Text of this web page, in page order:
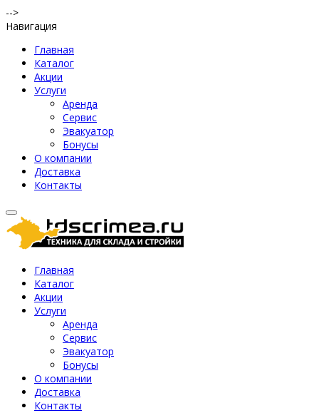
-->
Навигация
Главная
Каталог
Акции
Услуги
Аренда
Сервис
Эвакуатор
Бонусы
О компании
Доставка
Контакты
Главная
Каталог
Акции
Услуги
Аренда
Сервис
Эвакуатор
Бонусы
О компании
Доставка
Контакты